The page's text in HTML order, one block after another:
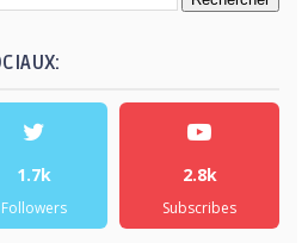
1.7k
Followers
2.8k
Subscribes